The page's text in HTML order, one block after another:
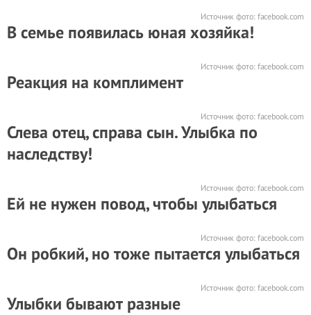
Источник фото: facebook.com
В семье появилась юная хозяйка!
Источник фото: facebook.com
Реакция на комплимент
Источник фото: facebook.com
Слева отец, справа сын. Улыбка по
наследству!
Источник фото: facebook.com
Ей не нужен повод, чтобы улыбаться
Источник фото: facebook.com
Он робкий, но тоже пытается улыбаться
Источник фото: facebook.com
Улыбки бывают разные